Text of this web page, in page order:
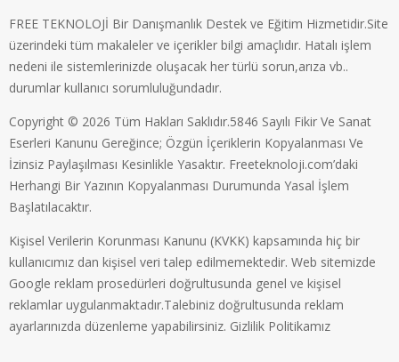
FREE TEKNOLOJİ Bir Danışmanlık Destek ve Eğitim Hizmetidir.Site
üzerindeki tüm makaleler ve içerikler bilgi amaçlıdır. Hatalı işlem
nedeni ile sistemlerinizde oluşacak her türlü sorun,arıza vb..
durumlar kullanıcı sorumluluğundadır.
Copyright © 2026 Tüm Hakları Saklıdır.5846 Sayılı Fikir Ve Sanat
Eserleri Kanunu Gereğince; Özgün İçeriklerin Kopyalanması Ve
İzinsiz Paylaşılması Kesinlikle Yasaktır. Freeteknoloji.com’daki
Herhangi Bir Yazının Kopyalanması Durumunda Yasal İşlem
Başlatılacaktır.
Kişisel Verilerin Korunması Kanunu (KVKK) kapsamında hiç bir
kullanıcımız dan kişisel veri talep edilmemektedir. Web sitemizde
Google reklam prosedürleri doğrultusunda genel ve kişisel
reklamlar uygulanmaktadır.Talebiniz doğrultusunda reklam
ayarlarınızda düzenleme yapabilirsiniz. Gizlilik Politikamız